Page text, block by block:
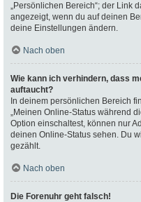
„Persönlichen Bereich“; der Link
angezeigt, wenn du auf deinen
deine Einstellungen ändern.
Nach oben
Wie kann ich verhindern, dass
auftaucht?
In deinem persönlichen Bereich
„Meinen Online-Status während
Option einschaltest, können nur
deinen Online-Status sehen. Du
gezählt.
Nach oben
Die Forenuhr geht falsch!